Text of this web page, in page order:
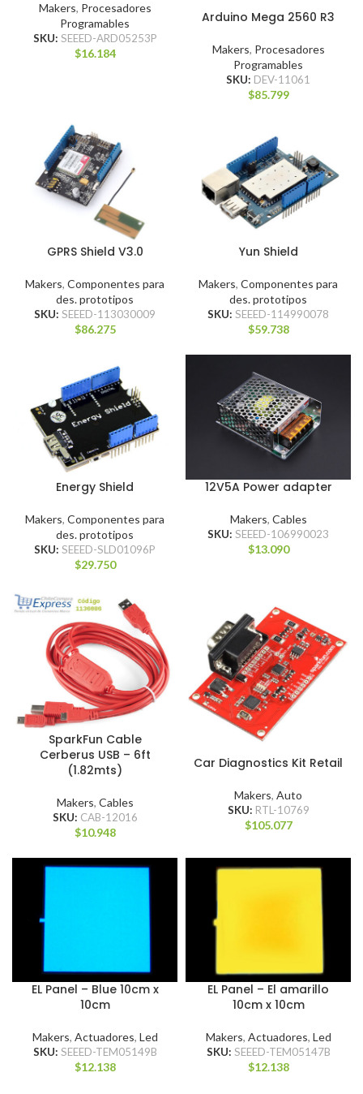
Makers, Procesadores
Programables
SKU: SEEED-ARD05253P
$16.184
Arduino Mega 2560 R3
Makers, Procesadores
Programables
SKU: DEV-11061
$85.799
GPRS Shield V3.0
Makers, Componentes para
des. prototipos
SKU: SEEED-113030009
$86.275
Yun Shield
Makers, Componentes para
des. prototipos
SKU: SEEED-114990078
$59.738
Energy Shield
Makers, Componentes para
des. prototipos
SKU: SEEED-SLD01096P
$29.750
12V5A Power adapter
Makers, Cables
SKU: SEEED-106990023
$13.090
SparkFun Cable
Cerberus USB – 6ft
(1.82mts)
Makers, Cables
SKU: CAB-12016
$10.948
Car Diagnostics Kit Retail
Makers, Auto
SKU: RTL-10769
$105.077
EL Panel – Blue 10cm x
10cm
Makers, Actuadores, Led
SKU: SEEED-TEM05149B
$12.138
EL Panel – El amarillo
10cm x 10cm
Makers, Actuadores, Led
SKU: SEEED-TEM05147B
$12.138